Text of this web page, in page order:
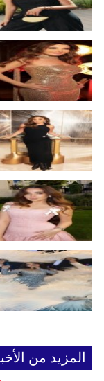
المزيد من